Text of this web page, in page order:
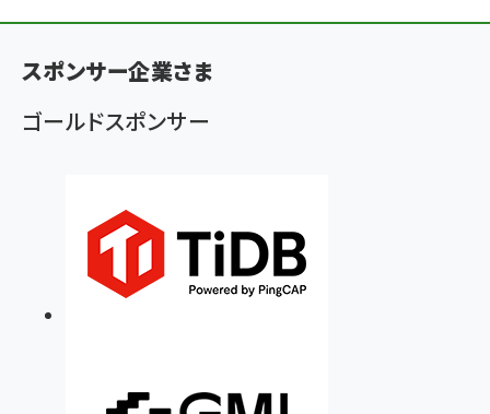
ン
く
ず
スポンサー企業さま
ゴールドスポンサー